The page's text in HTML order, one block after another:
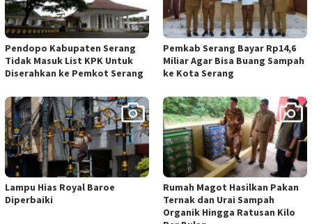
Pendopo Kabupaten Serang
Tidak Masuk List KPK Untuk
Diserahkan ke Pemkot Serang
Pemkab Serang Bayar Rp14,6
Miliar Agar Bisa Buang Sampah
ke Kota Serang
Lampu Hias Royal Baroe
Diperbaiki
Rumah Magot Hasilkan Pakan
Ternak dan Urai Sampah
Organik Hingga Ratusan Kilo